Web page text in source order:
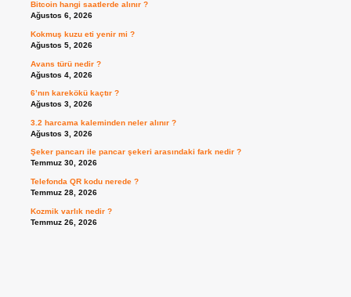
Bitcoin hangi saatlerde alınır ?
Ağustos 6, 2026
Kokmuş kuzu eti yenir mi ?
Ağustos 5, 2026
Avans türü nedir ?
Ağustos 4, 2026
6’nın karekökü kaçtır ?
Ağustos 3, 2026
3.2 harcama kaleminden neler alınır ?
Ağustos 3, 2026
Şeker pancarı ile pancar şekeri arasındaki fark nedir ?
Temmuz 30, 2026
Telefonda QR kodu nerede ?
Temmuz 28, 2026
Kozmik varlık nedir ?
Temmuz 26, 2026